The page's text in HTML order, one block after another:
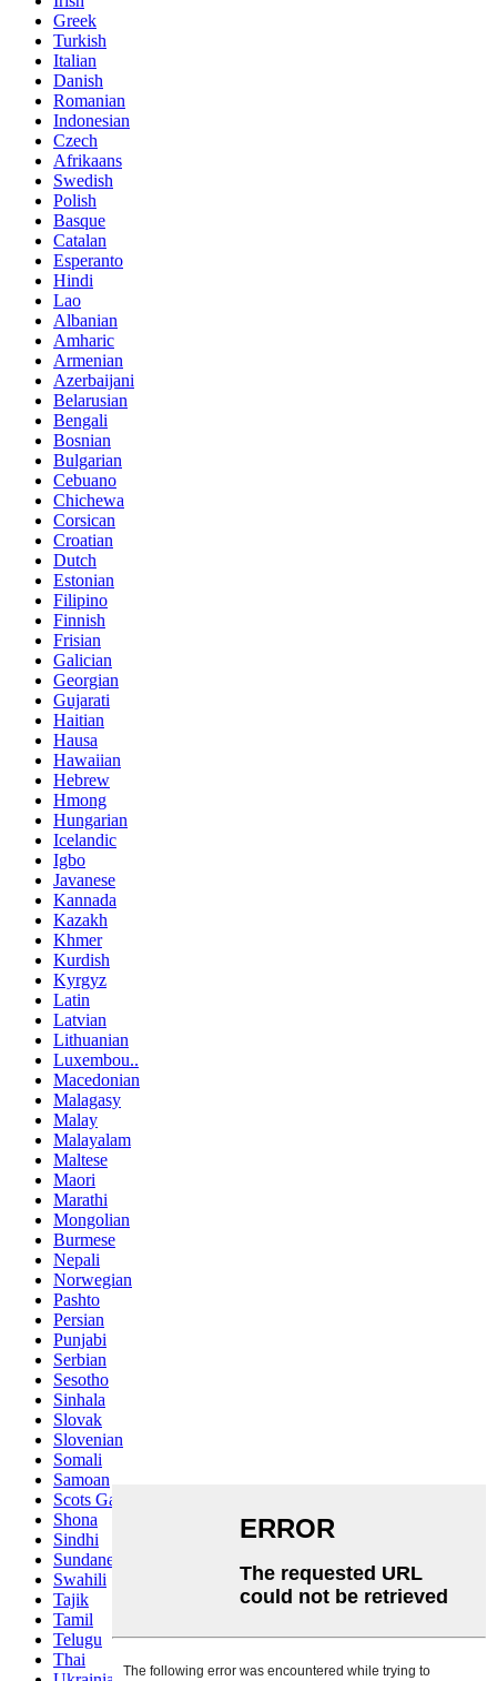
Greek
Turkish
Italian
Danish
Romanian
Indonesian
Czech
Afrikaans
Swedish
Polish
Basque
Catalan
Esperanto
Hindi
Lao
Albanian
Amharic
Armenian
Azerbaijani
Belarusian
Bengali
Bosnian
Bulgarian
Cebuano
Chichewa
Corsican
Croatian
Dutch
Estonian
Filipino
Finnish
Frisian
Galician
Georgian
Gujarati
Haitian
Hausa
Hawaiian
Hebrew
Hmong
Hungarian
Icelandic
Igbo
Javanese
Kannada
Kazakh
Khmer
Kurdish
Kyrgyz
Latin
Latvian
Lithuanian
Luxembou..
Macedonian
Malagasy
Malay
Malayalam
Maltese
Maori
Marathi
Mongolian
Burmese
Nepali
Norwegian
Pashto
Persian
Punjabi
Serbian
Sesotho
Sinhala
Slovak
Slovenian
Somali
Samoan
Scots Gaelic
Shona
Sindhi
Sundanese
Swahili
Tajik
Tamil
Telugu
Thai